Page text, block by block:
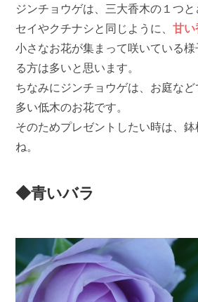
ジンチョウゲは、三大香木の１つ
セイやクチナシと同じように、甘い
小さなお花が集まって咲いている
る方は多いと思います。
ちなみにジンチョウゲは、お庭な
多い低木のお花です。
そのためプレゼントしたい時は、
ね。
◆青いバラ